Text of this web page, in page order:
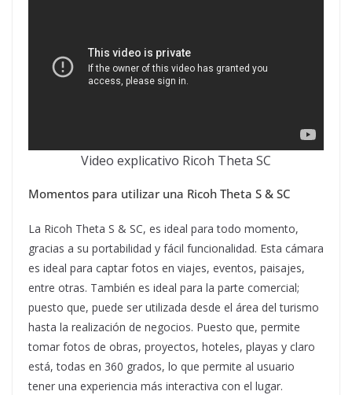
Video explicativo Ricoh Theta SC
Momentos para utilizar una Ricoh Theta S & SC
La Ricoh Theta S & SC, es ideal para todo momento,
gracias a su portabilidad y fácil funcionalidad. Esta cámara
es ideal para captar fotos en viajes, eventos, paisajes,
entre otras. También es ideal para la parte comercial;
puesto que, puede ser utilizada desde el área del turismo
hasta la realización de negocios. Puesto que, permite
tomar fotos de obras, proyectos, hoteles, playas y claro
está, todas en 360 grados, lo que permite al usuario
tener una experiencia más interactiva con el lugar.